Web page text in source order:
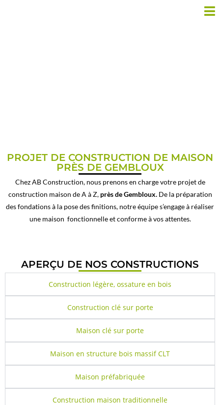
PROJET DE CONSTRUCTION DE MAISON
PRÈS DE GEMBLOUX
Chez AB Construction, nous prenons en charge votre projet de
construction maison de A à Z, près de Gembloux.De la préparation
des fondations à la pose des finitions, notre équipe s’engage à réaliser
une maison fonctionnelle et conforme à vos attentes.
APERÇU DE NOS CONSTRUCTIONS
Construction légère, ossature en bois
Construction clé sur porte
Maison clé sur porte
Maison en structure bois massif CLT
Maison préfabriquée
Construction maison traditionnelle